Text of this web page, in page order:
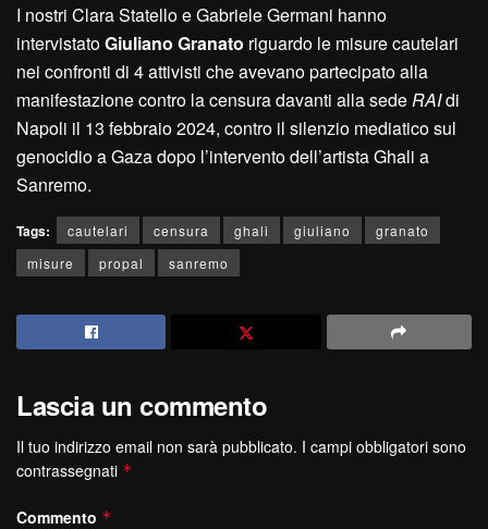
I nostri Clara Statello e Gabriele Germani hanno
intervistatoGiuliano Granato riguardo le misure cautelari
nei confronti di 4 attivisti che avevano partecipato alla
manifestazione contro la censura davanti alla sedeRAIdi
Napoli il 13 febbraio 2024, contro il silenzio mediatico sul
genocidio a Gaza dopo l’intervento dell’artista Ghali a
Sanremo.
Tags: cautelari censura ghali giuliano
granato
misure
propal sanremo
Lascia un commento
Il tuo indirizzo email non sarà pubblicato. I campi obbligatori sono
contrassegnati *
Commento *